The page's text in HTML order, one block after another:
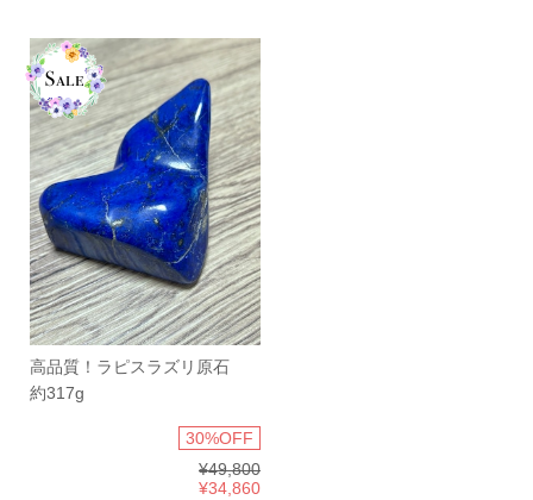
高品質！ラピスラズリ原石
約317g
30%OFF
¥49,800
¥34,860